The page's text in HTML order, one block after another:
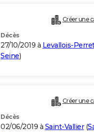
Créer une
Décès
27/10/2019 à Levallois-
Seine)
Créer une
Décès
02/06/2019 à Saint-Vallier(